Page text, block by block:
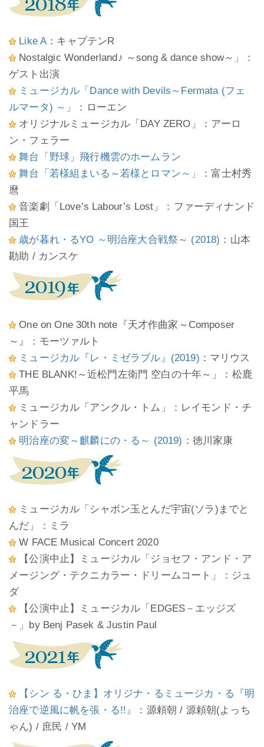
Like A：キャプテンR
Nostalgic Wonderland♪ ～song & dance show～」：
ゲスト出演
ミュージカル「Dance with Devils～Fermata (フェ
ルマータ) ～」
：ローエン
オリジナルミュージカル「DAY ZERO」：アーロ
ン・フェラー
舞台「野球」飛行機雲のホームラン
舞台「若様組まいる～若様とロマン～」
：富士村秀
麿
音楽劇「Love’s Labour’s Lost」：ファーディナンド
国王
歳が暮れ・るYO ～明治座大合戦祭～ (2018) ：山本
勘助 / カンスケ
One on One 30th note『天才作曲家～Composer
～』：モーツァルト
ミュージカル『レ・ミゼラブル』(2019) ：マリウス
THE BLANK!～近松門左衛門 空白の十年～」：松鹿
平馬
ミュージカル「アンクル・トム」：レイモンド・チ
ャンドラー
明治座の変～麒麟にの・る～ (2019) ：徳川家康
ミュージカル「シャボン玉とんだ宇宙(ソラ)までと
んだ」：ミラ
W FACE Musical Concert 2020
【公演中止】ミュージカル「ジョセフ・アンド・ア
メージング・テクニカラー・ドリームコート」：ジュ
ダ
【公演中止】ミュージカル「EDGES－エッジズ
－」by Benj Pasek & Justin Paul
【シン る・ひま】オリジナ・るミュージカ・る『明
治座で逆風に帆を張・る!!』
：源頼朝 / 源頼朝(よっち
ゃん) / 庶民 / YM